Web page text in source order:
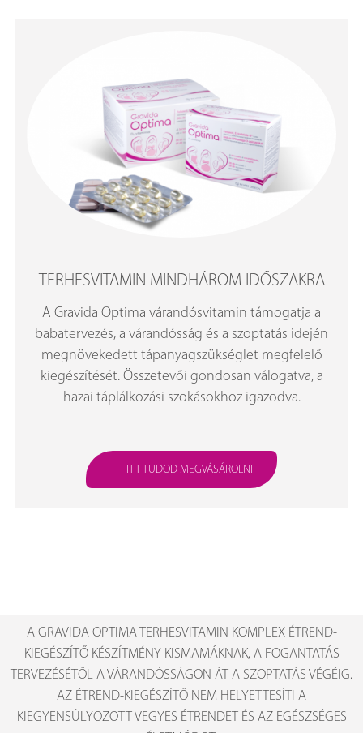
TERHESVITAMIN MINDHÁROM IDŐSZAKRA
A Gravida Optima várandósvitamin támogatja a
babatervezés, a várandósság és a szoptatás idején
megnövekedett tápanyagszükséglet megfelelő
kiegészítését. Összetevői gondosan válogatva, a
hazai táplálkozási szokásokhoz igazodva.
ITT TUDOD MEGVÁSÁROLNI
A GRAVIDA OPTIMA TERHESVITAMIN KOMPLEX ÉTREND-
KIEGÉSZÍTŐ KÉSZÍTMÉNY KISMAMÁKNAK, A FOGANTATÁS
TERVEZÉSÉTŐL A VÁRANDÓSSÁGON ÁT A SZOPTATÁS VÉGÉIG.
AZ ÉTREND-KIEGÉSZÍTŐ NEM HELYETTESÍTI A
KIEGYENSÚLYOZOTT VEGYES ÉTRENDET ÉS AZ EGÉSZSÉGES